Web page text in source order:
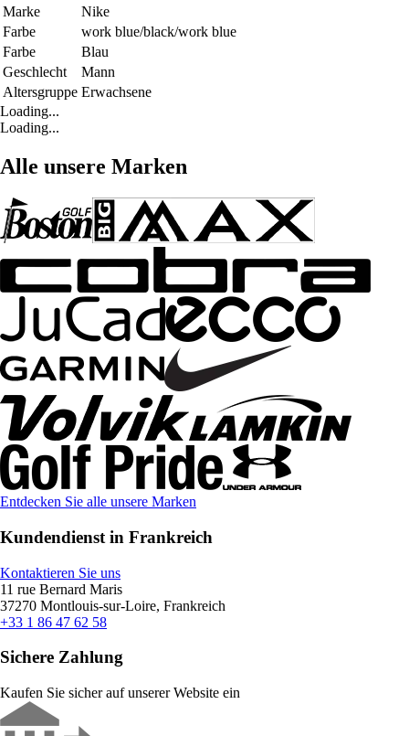
Marke
Nike
Farbe
work blue/black/work blue
Farbe
Blau
Geschlecht
Mann
Altersgruppe Erwachsene
Loading...
Loading...
Alle unsere Marken
Entdecken Sie alle unsere Marken
Kundendienst in Frankreich
Kontaktieren Sie uns
11 rue Bernard Maris
37270 Montlouis-sur-Loire, Frankreich
+33 1 86 47 62 58
Sichere Zahlung
Kaufen Sie sicher auf unserer Website ein